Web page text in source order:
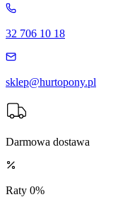
32 706 10 18
sklep@hurtopony.pl
Darmowa dostawa
Raty 0%